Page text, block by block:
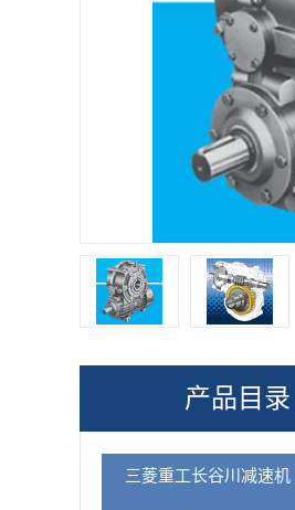
产品目录
三菱重工长谷川减速机